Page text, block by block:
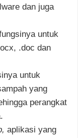
dan juga
untuk
.doc dan
untuk
yang
perangkat
aplikasi yang